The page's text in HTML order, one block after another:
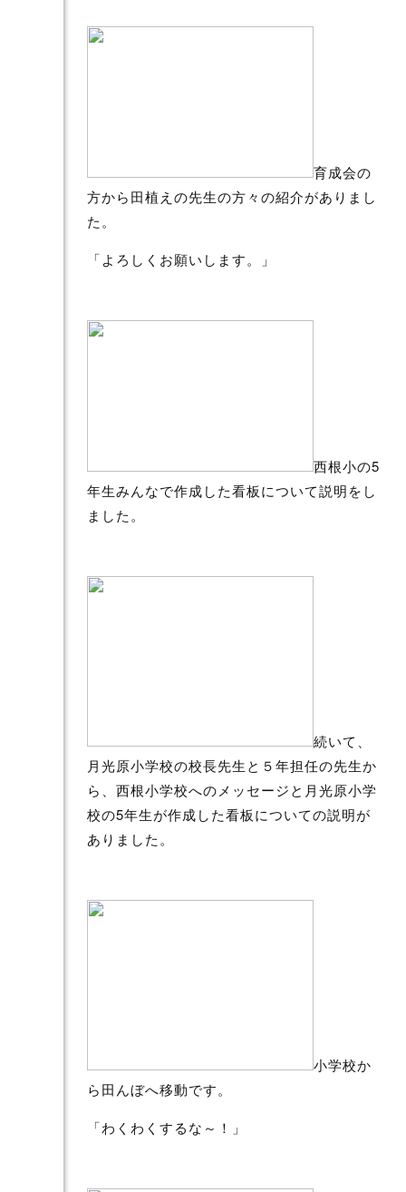
育成会の
方から田植えの先生の方々の紹介がありまし
た。
「よろしくお願いします。」
西根小の5
年生みんなで作成した看板について説明をし
ました。
続いて、
月光原小学校の校長先生と５年担任の先生か
ら、西根小学校へのメッセージと月光原小学
校の5年生が作成した看板についての説明が
ありました。
小学校か
ら田んぼへ移動です。
「わくわくするな～！」